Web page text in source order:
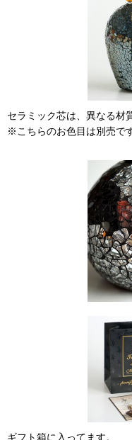
セラミック芯は、異なる材
※こちらのお色目は別売です
ギフト箱に入ってます。